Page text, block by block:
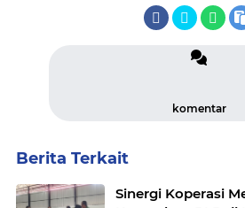
komentar
Berita Terkait
Sinergi Koperasi